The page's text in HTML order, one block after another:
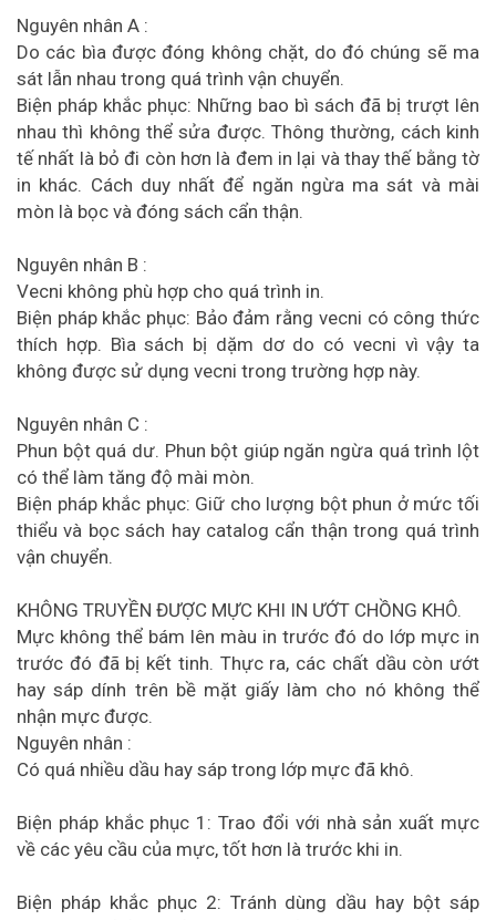
Nguyên nhân A :
Do các bìa được đóng không chặt, do đó chúng sẽ ma
sát lẫn nhau trong quá trình vận chuyển.
Biện pháp khắc phục: Những bao bì sách đã bị trượt lên
nhau thì không thể sửa được. Thông thường, cách kinh
tế nhất là bỏ đi còn hơn là đem in lại và thay thế bằng tờ
in khác. Cách duy nhất để ngăn ngừa ma sát và mài
mòn là bọc và đóng sách cẩn thận.
Nguyên nhân B :
Vecni không phù hợp cho quá trình in.
Biện pháp khắc phục: Bảo đảm rằng vecni có công thức
thích hợp. Bìa sách bị dặm dơ do có vecni vì vậy ta
không được sử dụng vecni trong trường hợp này.
Nguyên nhân C :
Phun bột quá dư. Phun bột giúp ngăn ngừa quá trình lột
có thể làm tăng độ mài mòn.
Biện pháp khắc phục: Giữ cho lượng bột phun ở mức tối
thiểu và bọc sách hay catalog cẩn thận trong quá trình
vận chuyển.
KHÔNG TRUYỀN ĐƯỢC MỰC KHI IN ƯỚT CHỒNG KHÔ.
Mực không thể bám lên màu in trước đó do lớp mực in
trước đó đã bị kết tinh. Thực ra, các chất dầu còn ướt
hay sáp dính trên bề mặt giấy làm cho nó không thể
nhận mực được.
Nguyên nhân :
Có quá nhiều dầu hay sáp trong lớp mực đã khô.
Biện pháp khắc phục 1: Trao đổi với nhà sản xuất mực
về các yêu cầu của mực, tốt hơn là trước khi in.
Biện pháp khắc phục 2: Tránh dùng dầu hay bột sáp